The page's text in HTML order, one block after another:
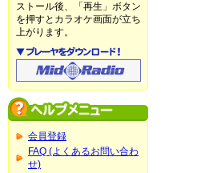
ストール後、「再生」ボタン
を押すとカラオケ画面が立ち
上がります。
会員登録
FAQ (よくあるお問い合わ
せ)